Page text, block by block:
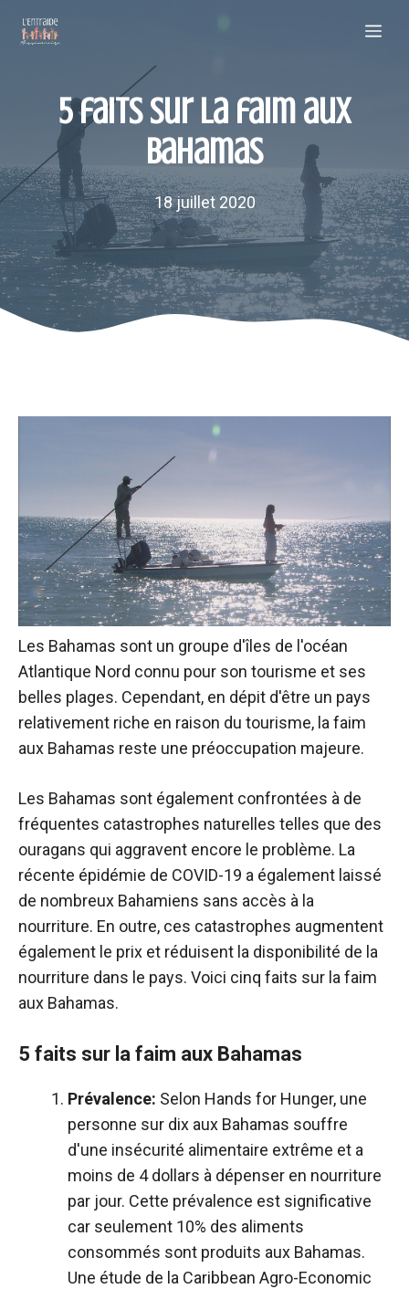
5 faits sur la faim aux
Bahamas
18 juillet 2020
Les Bahamas sont un groupe d'îles de l'océan
Atlantique Nord connu pour son tourisme et ses
belles plages. Cependant, en dépit d'être un pays
relativement riche en raison du tourisme, la faim
aux Bahamas reste une préoccupation majeure.
Les Bahamas sont également confrontées à de
fréquentes catastrophes naturelles telles que des
ouragans qui aggravent encore le problème. La
récente épidémie de COVID-19 a également laissé
de nombreux Bahamiens sans accès à la
nourriture. En outre, ces catastrophes augmentent
également le prix et réduisent la disponibilité de la
nourriture dans le pays. Voici cinq faits sur la faim
aux Bahamas.
5 faits sur la faim aux Bahamas
Prévalence: Selon Hands for Hunger, une
personne sur dix aux Bahamas souffre
d'une insécurité alimentaire extrême et a
moins de 4 dollars à dépenser en nourriture
par jour. Cette prévalence est significative
car seulement 10% des aliments
consommés sont produits aux Bahamas.
Une étude de la Caribbean Agro-Economic